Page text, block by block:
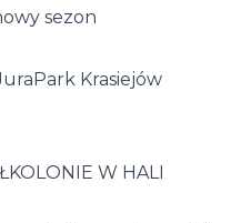
sezon
Krasiejów
W HALI